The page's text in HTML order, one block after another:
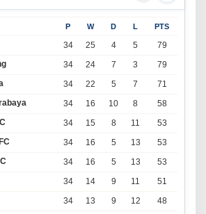
P W D L PTS
34 25 4 5
79
34 24 7 3
79
34 22 5 7
71
34 16 10 8
58
34 15 8 11
53
34 16 5 13
53
34 16 5 13
53
34 14 9 11
51
34 13 9 12 48